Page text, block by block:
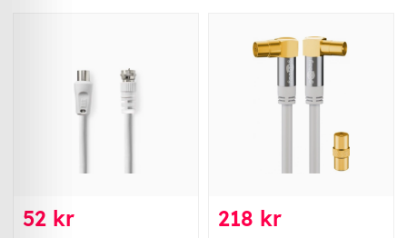
52 kr 218 kr